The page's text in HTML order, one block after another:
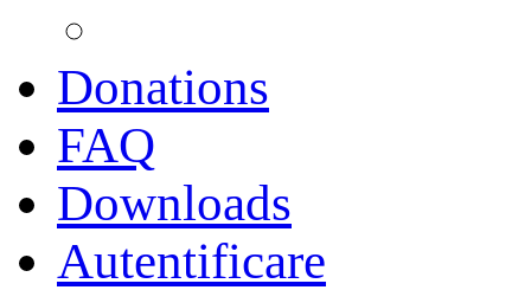
Donations
FAQ
Downloads
Autentificare